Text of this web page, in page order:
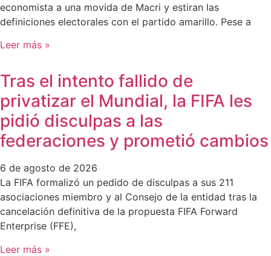
economista a una movida de Macri y estiran las
definiciones electorales con el partido amarillo. Pese a
Leer más »
Tras el intento fallido de
privatizar el Mundial, la FIFA les
pidió disculpas a las
federaciones y prometió cambios
6 de agosto de 2026
La FIFA formalizó un pedido de disculpas a sus 211
asociaciones miembro y al Consejo de la entidad tras la
cancelación definitiva de la propuesta FIFA Forward
Enterprise (FFE),
Leer más »